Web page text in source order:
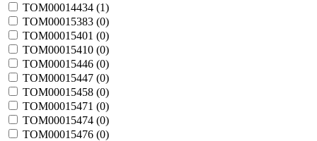
TOM00014434 (1)
TOM00015383 (0)
TOM00015401 (0)
TOM00015410 (0)
TOM00015446 (0)
TOM00015447 (0)
TOM00015458 (0)
TOM00015471 (0)
TOM00015474 (0)
TOM00015476 (0)